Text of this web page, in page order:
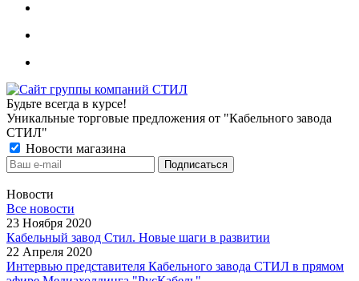
Будьте всегда в курсе!
Уникальные торговые предложения от "Кабельного завода
СТИЛ"
Новости магазина
Новости
Все новости
23 Ноября 2020
Кабельный завод Стил. Новые шаги в развитии
22 Апреля 2020
Интервью представителя Кабельного завода СТИЛ в прямом